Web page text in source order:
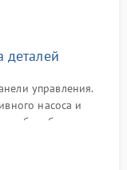
деталей
управления.
насоса и
барабана и
на разрывы.